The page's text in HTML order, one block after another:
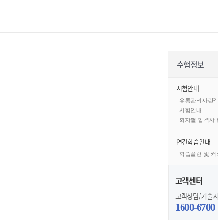
수험정보
시험안내
유통관리사란?
시험안내
회차별 합격자
연간학습안내
학습플랜 및 커
고객센터
고객상담/기술
1600-6700